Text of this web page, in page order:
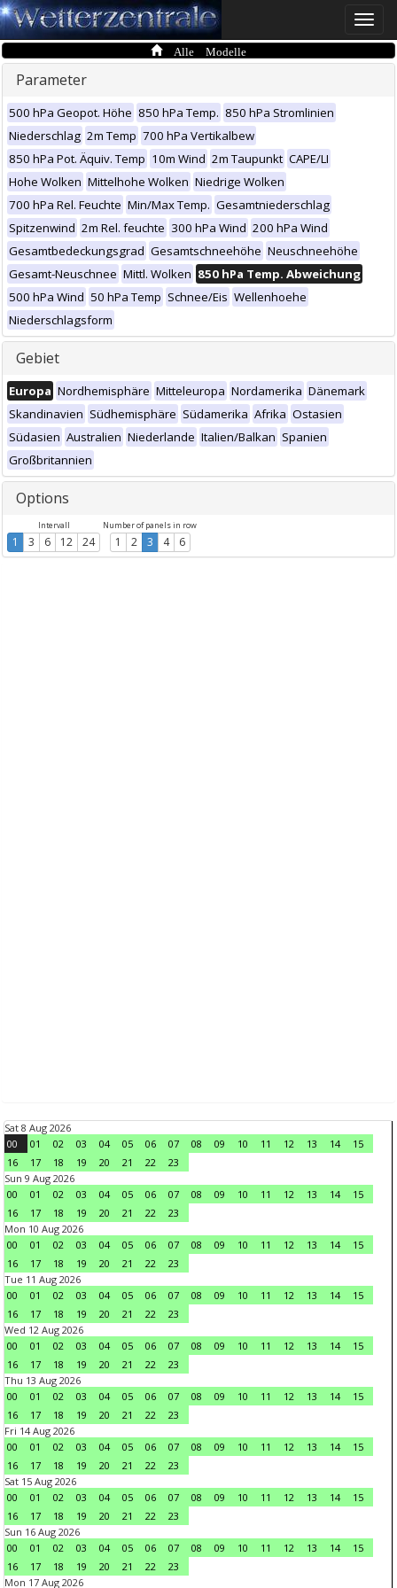
Toggle
Alle Modelle
Parameter
500 hPa Geopot. Höhe 850 hPa Temp. 850 hPa Stromlinien
Niederschlag 2m Temp 700 hPa Vertikalbew
850 hPa Pot. Äquiv. Temp 10m Wind 2m Taupunkt CAPE/LI
Hohe Wolken Mittelhohe Wolken Niedrige Wolken
700 hPa Rel. Feuchte Min/Max Temp. Gesamtniederschlag
Spitzenwind 2m Rel. feuchte 300 hPa Wind 200 hPa Wind
Gesamtbedeckungsgrad Gesamtschneehöhe Neuschneehöhe
Gesamt-Neuschnee Mittl. Wolken 850 hPa Temp. Abweichung
500 hPa Wind 50 hPa Temp Schnee/Eis Wellenhoehe
Niederschlagsform
Gebiet
Europa Nordhemisphäre Mitteleuropa Nordamerika Dänemark
Skandinavien Südhemisphäre Südamerika Afrika Ostasien
Südasien Australien Niederlande Italien/Balkan Spanien
Großbritannien
Options
Intervall
1 3 6 12 24
Number of panels in row
1 2 3 4 6
Sat 8 Aug 2026
00
01 02 03 04 05 06 07 08 09 10 11 12 13 14
15
16
17 18 19 20 21 22
23
Sun 9 Aug 2026
00
01 02 03 04 05 06 07 08 09 10 11 12 13 14
15
16
17 18 19 20 21 22
23
Mon 10 Aug 2026
00
01 02 03 04 05 06 07 08 09 10 11 12 13 14
15
16
17 18 19 20 21 22
23
Tue 11 Aug 2026
00
01 02 03 04 05 06 07 08 09 10 11 12 13 14
15
16
17 18 19 20 21 22
23
Wed 12 Aug 2026
00
01 02 03 04 05 06 07 08 09 10 11 12 13 14
15
16
17 18 19 20 21 22
23
Thu 13 Aug 2026
00
01 02 03 04 05 06 07 08 09 10 11 12 13 14
15
16
17 18 19 20 21 22
23
Fri 14 Aug 2026
00
01 02 03 04 05 06 07 08 09 10 11 12 13 14
15
16
17 18 19 20 21 22
23
Sat 15 Aug 2026
00
01 02 03 04 05 06 07 08 09 10 11 12 13 14
15
16
17 18 19 20 21 22
23
Sun 16 Aug 2026
00
01 02 03 04 05 06 07 08 09 10 11 12 13 14
15
16
17 18 19 20 21 22
23
Mon 17 Aug 2026